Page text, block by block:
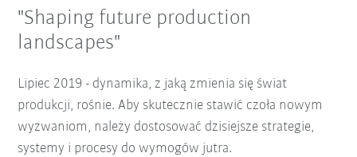
"Shaping future production
landscapes"
Lipiec 2019 - dynamika, z jaką zmienia się świat
produkcji, rośnie. Aby skutecznie stawić czoła nowym
wyzwaniom, należy dostosować dzisiejsze strategie,
systemy i procesy do wymogów jutra.